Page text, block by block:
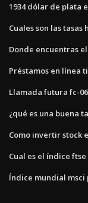
1934 dólar de plata
Cuales son las
Donde encuentras
Préstamos en línea
Llamada futura fc-
¿qué es una buena
Como invertir stock
Cual es el índice ftse
Índice mundial msci